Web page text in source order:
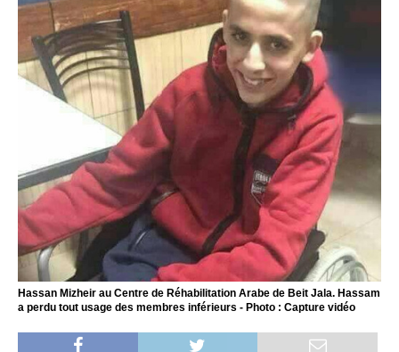
Hassan Mizheir au Centre de Réhabilitation Arabe de Beit Jala. Hassam
a perdu tout usage des membres inférieurs - Photo : Capture vidéo